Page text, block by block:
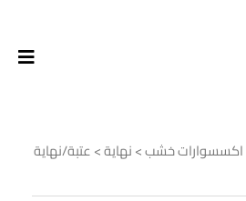
اكسسوارات خشب>نهاية> عتبة/نهاية